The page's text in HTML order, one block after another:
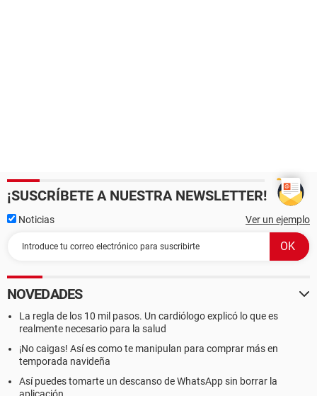
¡SUSCRÍBETE A NUESTRA NEWSLETTER!
Noticias Ver un ejemplo
NOVEDADES
La regla de los 10 mil pasos. Un cardiólogo explicó lo que es
realmente necesario para la salud
¡No caigas! Así es como te manipulan para comprar más en
temporada navideña
Así puedes tomarte un descanso de WhatsApp sin borrar la